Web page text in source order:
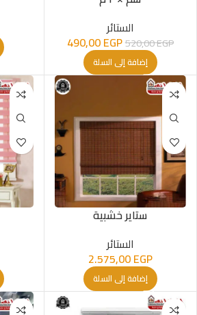
الستائر
520,00EGP
490,00EGP
إضافة إلى السلة
ستاير خشبية
الستائر
2.575,00EGP
إضافة إلى السلة